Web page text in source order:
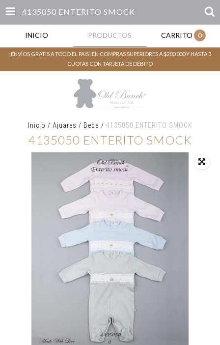
4135050 ENTERITO SMOCK
INICIO PRODUCTOS CARRITO 0
¡ENVÍOS GRATIS A TODO EL PAIS! EN COMPRAS SUPERIORES A $200.000 Y HASTA 3
CUOTAS CON TARJETA DE DÉBITO
Inicio / Ajuares / Beba / 4135050 ENTERITO SMOCK
4135050 ENTERITO SMOCK